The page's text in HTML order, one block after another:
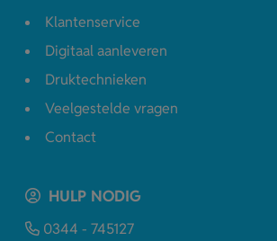
Klantenservice
Digitaal aanleveren
Druktechnieken
Veelgestelde vragen
Contact
HULP NODIG
0344 - 745127